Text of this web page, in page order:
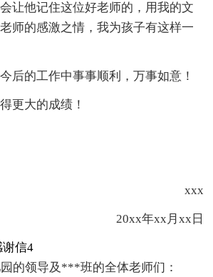
让他记住这位好老师的，用我的文
师的感激之情，我为孩子有这样一
后的工作中事事顺利，万事如意！
更大的成绩！
xxx
20xx年xx月xx日
信4
的领导及***班的全体老师们：